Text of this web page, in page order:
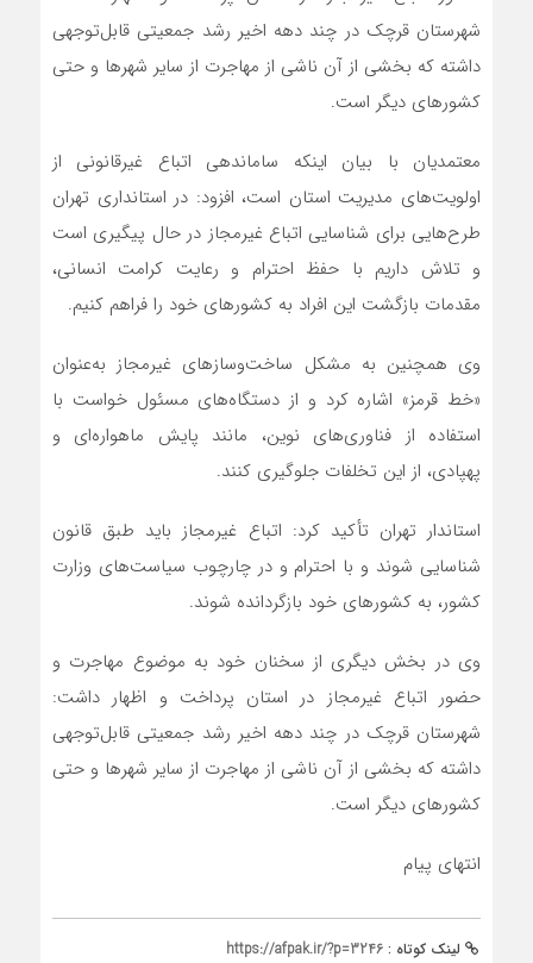
شهرستان قرچک در چند دهه اخیر رشد جمعیتی قابل‌توجهی
داشته که بخشی از آن ناشی از مهاجرت از سایر شهرها و حتی
کشورهای دیگر است.
معتمدیان با بیان اینکه ساماندهی اتباع غیرقانونی از
اولویت‌های مدیریت استان است، افزود: در استانداری تهران
طرح‌هایی برای شناسایی اتباع غیرمجاز در حال پیگیری است
و تلاش داریم با حفظ احترام و رعایت کرامت انسانی،
مقدمات بازگشت این افراد به کشورهای خود را فراهم کنیم.
وی همچنین به مشکل ساخت‌وسازهای غیرمجاز به‌عنوان
«خط قرمز» اشاره کرد و از دستگاه‌های مسئول خواست با
استفاده از فناوری‌های نوین، مانند پایش ماهواره‌ای و
پهپادی، از این تخلفات جلوگیری کنند.
استاندار تهران تأکید کرد: اتباع غیرمجاز باید طبق قانون
شناسایی شوند و با احترام و در چارچوب سیاست‌های وزارت
کشور، به کشورهای خود بازگردانده شوند.
وی در بخش دیگری از سخنان خود به موضوع مهاجرت و
حضور اتباع غیرمجاز در استان پرداخت و اظهار داشت:
شهرستان قرچک در چند دهه اخیر رشد جمعیتی قابل‌توجهی
داشته که بخشی از آن ناشی از مهاجرت از سایر شهرها و حتی
کشورهای دیگر است.
انتهای پیام
لینک کوتاه : https://afpak.ir/?p=3246